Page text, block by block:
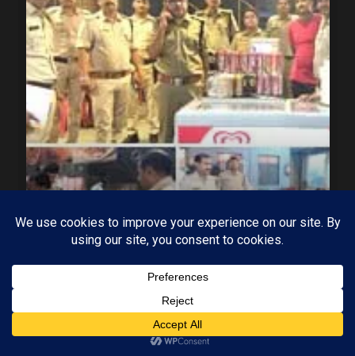
ढाबों पर छलका रहे थे जाम, आबकारी विभाग की दबिश,
ढाबों पर कार्रवाई में 44 प्रकरण दर्ज
20/07/2026 KAMALGIRI GOSWAMI